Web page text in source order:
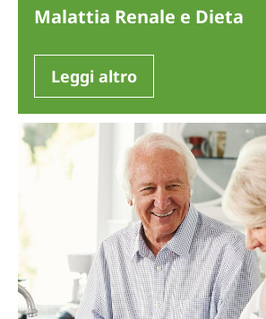
Malattia Renale e Dieta
Leggi altro